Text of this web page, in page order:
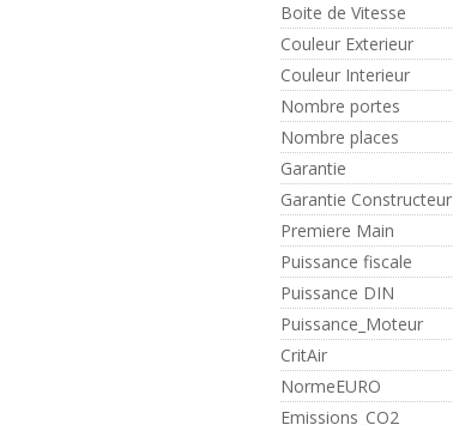
Boite de Vitesse
Couleur Exterieur
Couleur Interieur
Nombre portes
Nombre places
Garantie
Garantie Constructeur
Premiere Main
Puissance fiscale
Puissance DIN
Puissance_Moteur
CritAir
NormeEURO
Emissions_CO2